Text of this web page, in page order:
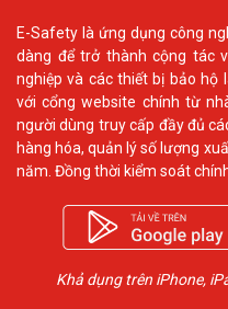
E-Safety là ứng dụng công
dàng để trở thành cộng tác
nghiệp và các thiết bị bảo hộ
với cổng website chính từ
người dùng truy cấp đầy đủ
hàng hóa, quản lý số lượng
năm. Đồng thời kiểm soát
Khả dụng trên iPhone,